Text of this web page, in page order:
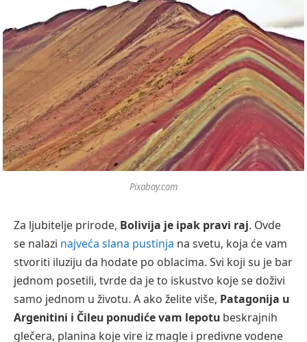
Pixabay.com
Za ljubitelje prirode, Bolivija je ipak pravi raj. Ovde
se nalazi najveća slana pustinja na svetu, koja će vam
stvoriti iluziju da hodate po oblacima. Svi koji su je bar
jednom posetili, tvrde da je to iskustvo koje se doživi
samo jednom u životu. A ako želite više, Patagonija u
Argenitini i Čileu ponudiće vam lepotu beskrajnih
glečera, planina koje vire iz magle i predivne vodene